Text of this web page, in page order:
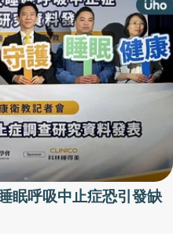
眠呼吸中止症恐引發缺